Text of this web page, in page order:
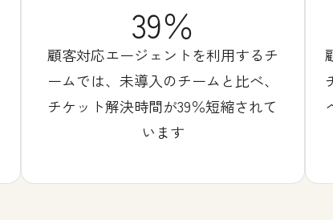
39％
顧客対応エージェントを利用するチ
ームでは、未導入のチームと比べ、
チケット解決時間が39％短縮されて
います